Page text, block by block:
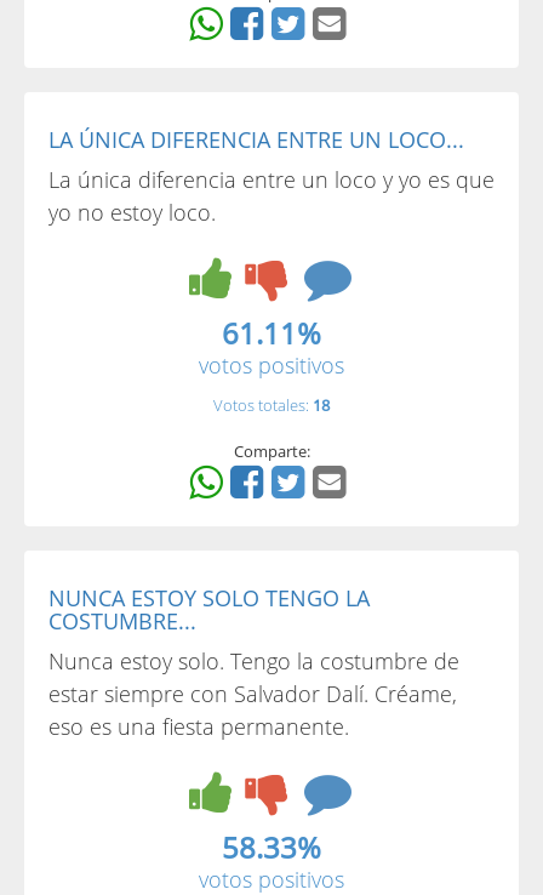
LA ÚNICA DIFERENCIA ENTRE UN LOCO...
La única diferencia entre un loco y yo es que
yo no estoy loco.
61.11%
votos positivos
Votos totales: 18
Comparte:
NUNCA ESTOY SOLO TENGO LA
COSTUMBRE...
Nunca estoy solo. Tengo la costumbre de
estar siempre con Salvador Dalí. Créame,
eso es una fiesta permanente.
58.33%
votos positivos